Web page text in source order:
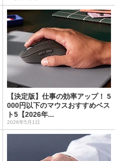
【決定版】仕事の効率アップ！ 5
000円以下のマウスおすすめベス
ト5【2026年...
2026年5月1日